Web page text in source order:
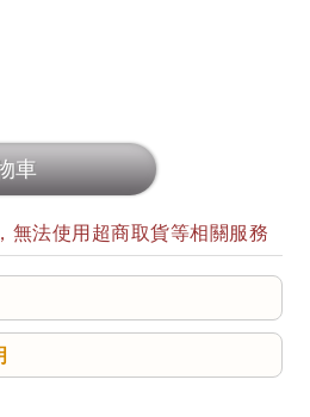
無法使用超商取貨等相關服務